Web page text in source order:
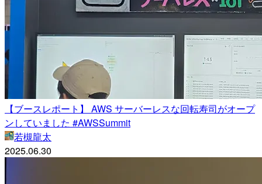
【ブースレポート】 AWS サーバーレスな回転寿司がオープ
ンしていました #AWSSummit
若槻龍太
2025.06.30